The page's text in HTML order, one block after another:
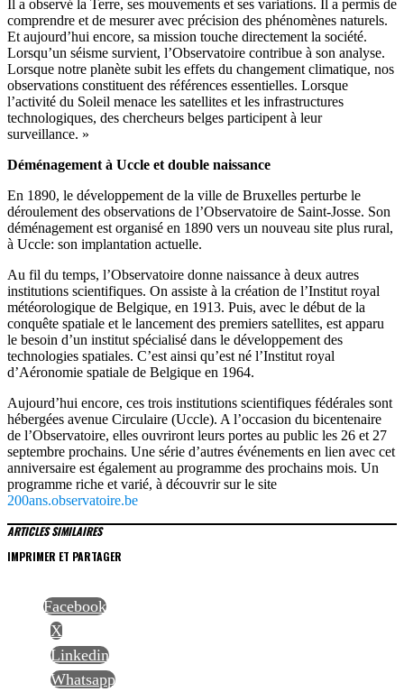
Il a observé la Terre, ses mouvements et ses variations. Il a permis de
comprendre et de mesurer avec précision des phénomènes naturels.
Et aujourd’hui encore, sa mission touche directement la société.
Lorsqu’un séisme survient, l’Observatoire contribue à son analyse.
Lorsque notre planète subit les effets du changement climatique, nos
observations constituent des références essentielles. Lorsque
l’activité du Soleil menace les satellites et les infrastructures
technologiques, des chercheurs belges participent à leur
surveillance. »
Déménagement à Uccle et double naissance
En 1890, le développement de la ville de Bruxelles perturbe le
déroulement des observations de l’Observatoire de Saint-Josse. Son
déménagement est organisé en 1890 vers un nouveau site plus rural,
à Uccle: son implantation actuelle.
Au fil du temps, l’Observatoire donne naissance à deux autres
institutions scientifiques. On assiste à la création de l’Institut royal
météorologique de Belgique, en 1913. Puis, avec le début de la
conquête spatiale et le lancement des premiers satellites, est apparu
le besoin d’un institut spécialisé dans le développement des
technologies spatiales. C’est ainsi qu’est né l’Institut royal
d’Aéronomie spatiale de Belgique en 1964.
Aujourd’hui encore, ces trois institutions scientifiques fédérales sont
hébergées avenue Circulaire (Uccle). A l’occasion du bicentenaire
de l’Observatoire, elles ouvriront leurs portes au public les 26 et 27
septembre prochains. Une série d’autres événements en lien avec cet
anniversaire est également au programme des prochains mois. Un
programme riche et varié, à découvrir sur le site
200ans.observatoire.be
ARTICLES SIMILAIRES
IMPRIMER ET PARTAGER
Facebook
X
Linkedin
Whatsapp